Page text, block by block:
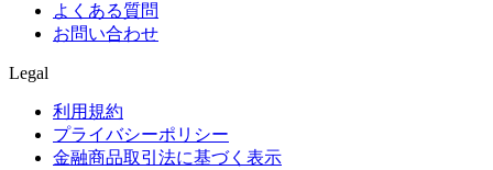
よくある質問
お問い合わせ
Legal
利用規約
プライバシーポリシー
金融商品取引法に基づく表示